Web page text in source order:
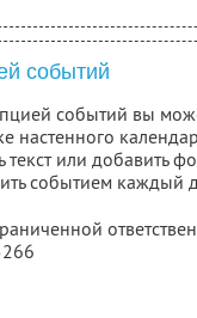
событий
событий вы
настенного
или добавить
событием каждый